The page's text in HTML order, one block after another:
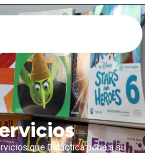
que Didáctica pone a su